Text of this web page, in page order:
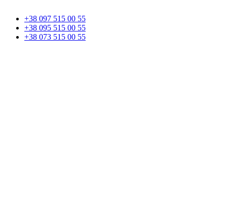
+38 097 515 00 55
+38 095 515 00 55
+38 073 515 00 55